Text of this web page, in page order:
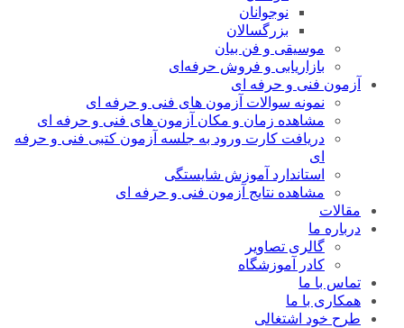
نوجوانان
بزرگسالان
موسیقی و فن بیان
بازاریابی و فروش حرفه‌ای
آزمون فنی و حرفه ای
نمونه سوالات آزمون های فنی و حرفه ای
مشاهده زمان و مکان آزمون های فنی و حرفه ای
دریافت کارت ورود به جلسه آزمون کتبی فنی و حرفه
ای
استاندارد آموزش شایستگی
مشاهده نتایج آزمون فنی و حرفه ای
مقالات
درباره ما
گالری تصاویر
کادر آموزشگاه
تماس با ما
همکاری با ما
طرح خود اشتغالی